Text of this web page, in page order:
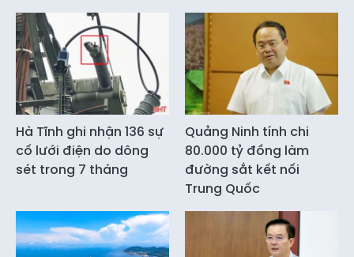
Hà Tĩnh ghi nhận 136 sự
cố lưới điện do dông
sét trong 7 tháng
Quảng Ninh tính chi
80.000 tỷ đồng làm
đường sắt kết nối
Trung Quốc